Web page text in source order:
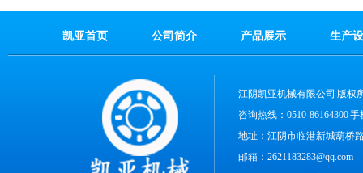
凯亚首页 公司简介 产品展示 生产
江阴凯亚机械有限公司 版权
咨询热线：0510-86164300
地址：江阴市临港新城葫桥
邮箱：2621183283@qq.com